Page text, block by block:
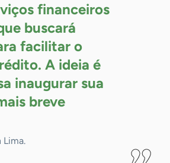
financeiros
buscará
facilitar o
A ideia é
inaugurar sua
breve
Lima.